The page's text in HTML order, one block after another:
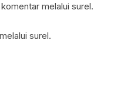
melalui surel.
surel.